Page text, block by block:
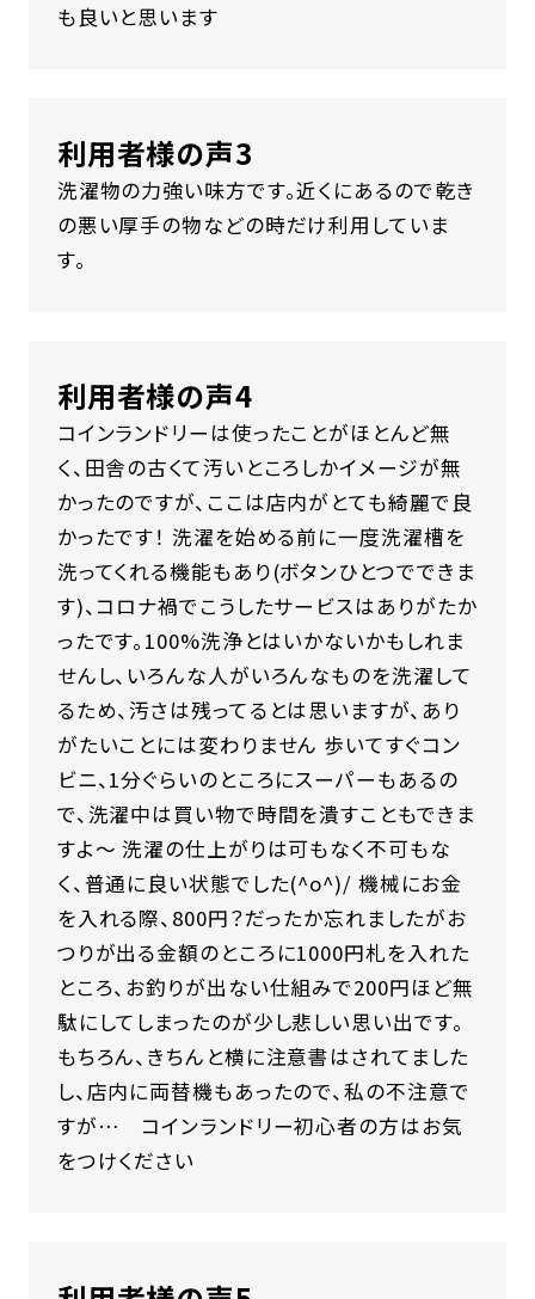
も良いと思います
利用者様の声3
洗濯物の力強い味方です。近くにあるので乾き
の悪い厚手の物などの時だけ利用していま
す。
利用者様の声4
コインランドリーは使ったことがほとんど無
く、田舎の古くて汚いところしかイメージが無
かったのですが、ここは店内がとても綺麗で良
かったです！ 洗濯を始める前に一度洗濯槽を
洗ってくれる機能もあり(ボタンひとつでできま
す)、コロナ禍でこうしたサービスはありがたか
ったです。100%洗浄とはいかないかもしれま
せんし、いろんな人がいろんなものを洗濯して
るため、汚さは残ってるとは思いますが、あり
がたいことには変わりません 歩いてすぐコン
ビニ、1分ぐらいのところにスーパーもあるの
で、洗濯中は買い物で時間を潰すこともできま
すよ～ 洗濯の仕上がりは可もなく不可もな
く、普通に良い状態でした(^o^)/ 機械にお金
を入れる際、800円？だったか忘れましたがお
つりが出る金額のところに1000円札を入れた
ところ、お釣りが出ない仕組みで200円ほど無
駄にしてしまったのが少し悲しい思い出です。
もちろん、きちんと横に注意書はされてました
し、店内に両替機もあったので、私の不注意で
すが… コインランドリー初心者の方はお気
をつけください